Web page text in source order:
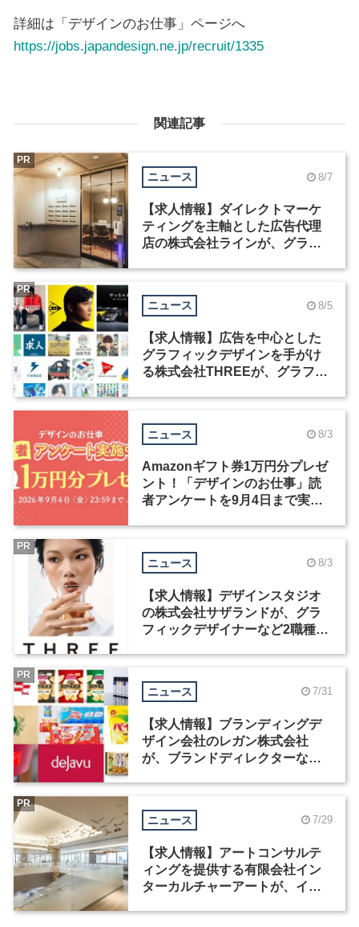
詳細は「デザインのお仕事」ページへ
https://jobs.japandesign.ne.jp/recruit/1335
関連記事
ニュース 8/7
【求人情報】ダイレクトマーケ
ティングを主軸とした広告代理
店の株式会社ラインが、グラフ
PR
ニュース 8/5
【求人情報】広告を中心とした
グラフィックデザインを手がけ
る株式会社THREEが、グラフィ
PR
ニュース 8/3
Amazonギフト券1万円分プレゼ
ント！「デザインのお仕事」読
者アンケートを9月4日まで実施
ニュース 8/3
【求人情報】デザインスタジオ
の株式会社サザランドが、グラ
フィックデザイナーなど2職種を
PR
ニュース 7/31
【求人情報】ブランディングデ
ザイン会社のレガン株式会社
が、ブランドディレクターなど3
PR
ニュース 7/29
【求人情報】アートコンサルテ
ィングを提供する有限会社イン
ターカルチャーアートが、イン
PR